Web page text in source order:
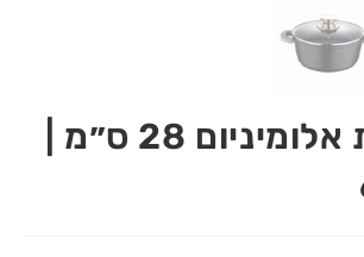
סיר יציקת אלומיניום 28 ס״מ |